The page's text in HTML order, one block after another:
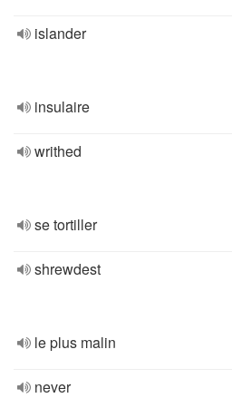
islander
insulaire
writhed
se tortiller
shrewdest
le plus malin
never